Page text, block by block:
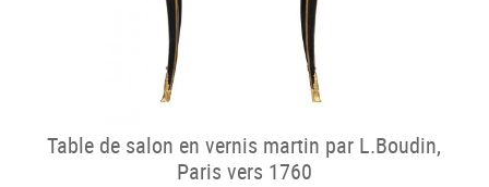
Table de salon en vernis martin par L.Boudin,
Paris vers 1760